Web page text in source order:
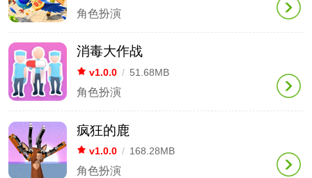
角色扮演
消毒大作战
v1.0.0 / 51.68MB
角色扮演
疯狂的鹿
v1.0.0 / 168.28MB
角色扮演